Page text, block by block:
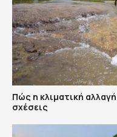
Πώς η κλιματική
σχέσεις